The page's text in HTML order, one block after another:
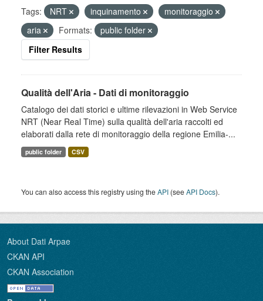
Tags: NRT inquinamento
monitoraggio
aria
Formats:
public folder
Filter Results
Qualità dell'Aria - Dati di monitoraggio
Catalogo dei dati storici e ultime rilevazioni in Web Service
NRT (Near Real Time) sulla qualità dell'aria raccolti ed
elaborati dalla rete di monitoraggio della regione Emilia-...
public folder CSV
You can also access this registry using theAPI (seeAPI Docs).
About Dati Arpae
CKAN API
CKAN Association